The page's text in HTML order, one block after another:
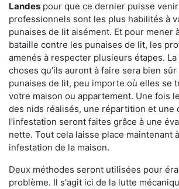
Landes pour que ce dernier puisse
professionnels sont les plus habilités à
punaises de lit aisément. Et pour mener
bataille contre les punaises de lit, les
amenés à respecter plusieurs étapes.
choses qu’ils auront à faire sera bien
punaises de lit, peu importe où elles se
votre maison ou appartement. Une fois
des nids réalisés, une répartition et une
l’infestation seront faites grâce à une
nette. Tout cela laisse place maintenant
infestation de la maison.
Deux méthodes seront utilisées pour
problème. Il s'agit ici de la lutte